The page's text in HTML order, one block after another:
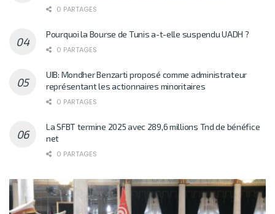
0 PARTAGES
Pourquoi la Bourse de Tunis a-t-elle suspendu UADH ?
0 PARTAGES
UIB: Mondher Benzarti proposé comme administrateur
représentant les actionnaires minoritaires
0 PARTAGES
La SFBT termine 2025 avec 289,6 millions Tnd de bénéfice
net
0 PARTAGES